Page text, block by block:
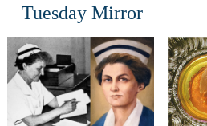
Tuesday Mirror